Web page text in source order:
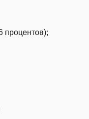
процентов);